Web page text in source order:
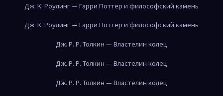
Дж. К. Роулинг — Гарри Поттер и философский камень
Дж. К. Роулинг — Гарри Поттер и философский камень
Дж. Р. Р. Толкин — Властелин колец
Дж. Р. Р. Толкин — Властелин колец
Дж. Р. Р. Толкин — Властелин колец